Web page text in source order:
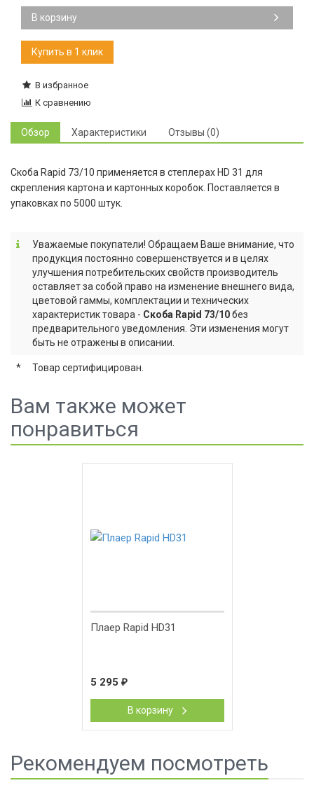
В корзину
В избранное
К сравнению
Обзор Характеристики Отзывы (0)
Скоба Rapid 73/10 применяется в степлерах HD 31 для
скрепления картона и картонных коробок. Поставляется в
упаковках по 5000 штук.
Уважаемые покупатели! Обращаем Ваше внимание, что
продукция постоянно совершенствуется и в целях
улучшения потребительских свойств производитель
оставляет за собой право на изменение внешнего вида,
цветовой гаммы, комплектации и технических
характеристик товара - Скоба Rapid 73/10без
предварительного уведомления. Эти изменения могут
быть не отражены в описании.
* Товар сертифицирован.
Вам также может
понравиться
Плаер Rapid HD31
5 295 ₽
В корзину
Рекомендуем посмотреть